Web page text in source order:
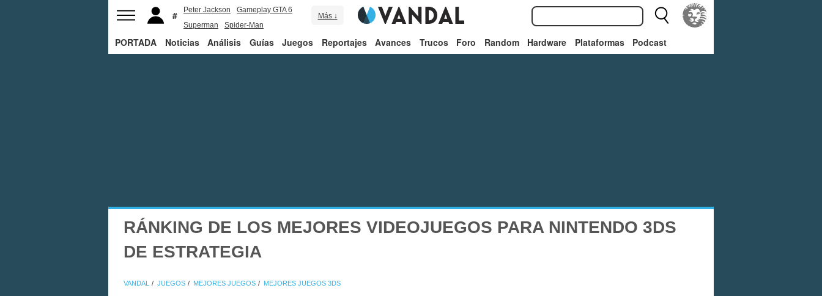
Peter Jackson
Gameplay GTA 6
Superman
Spider-Man
Más ↓
PORTADA Noticias Análisis Guías Juegos Reportajes Avances Trucos Foro Random Hardware Plataformas Podcast
RÁNKING DE LOS MEJORES VIDEOJUEGOS PARA NINTENDO 3DS
DE ESTRATEGIA
VANDAL JUEGOS MEJORES JUEGOS MEJORES JUEGOS 3DS